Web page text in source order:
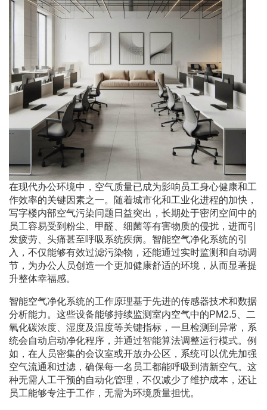
在现代办公环境中，空气质量已成为影响员工身心健康和工
作效率的关键因素之一。随着城市化和工业化进程的加快，
写字楼内部空气污染问题日益突出，长期处于密闭空间中的
员工容易受到粉尘、甲醛、细菌等有害物质的侵扰，进而引
发疲劳、头痛甚至呼吸系统疾病。智能空气净化系统的引
入，不仅能够有效过滤污染物，还能通过实时监测和自动调
节，为办公人员创造一个更加健康舒适的环境，从而显著提
升整体幸福感。
智能空气净化系统的工作原理基于先进的传感器技术和数据
分析能力。这些设备能够持续监测室内空气中的PM2.5、二
氧化碳浓度、湿度及温度等关键指标，一旦检测到异常，系
统会自动启动净化程序，并通过智能算法调整运行模式。例
如，在人员密集的会议室或开放办公区，系统可以优先加强
空气流通和过滤，确保每一名员工都能呼吸到清新空气。这
种无需人工干预的自动化管理，不仅减少了维护成本，还让
员工能够专注于工作，无需为环境质量担忧。